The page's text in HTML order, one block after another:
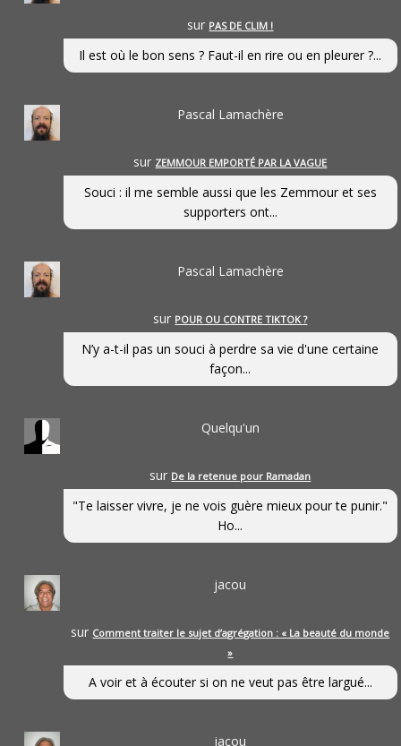
sur PAS DE CLIM !
Il est où le bon sens ? Faut-il en rire ou en pleurer ?...
Pascal Lamachère
sur ZEMMOUR EMPORTÉ PAR LA VAGUE
Souci : il me semble aussi que les Zemmour et ses
supporters ont...
Pascal Lamachère
sur POUR OU CONTRE TIKTOK ?
N’y a-t-il pas un souci à perdre sa vie d'une certaine
façon...
Quelqu'un
sur De la retenue pour Ramadan
"Te laisser vivre, je ne vois guère mieux pour te punir."
Ho...
jacou
sur Comment traiter le sujet d’agrégation : « La beauté du monde
»
A voir et à écouter si on ne veut pas être largué...
jacou